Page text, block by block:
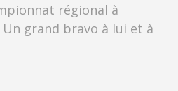
régional à
Un grand bravo à lui et à